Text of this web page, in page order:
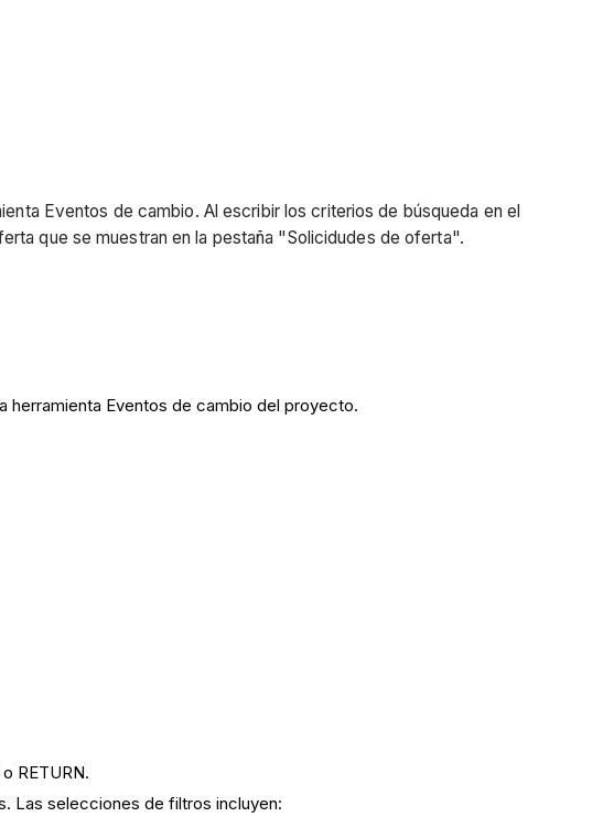
Eventos de cambio. Al escribir los criterios de búsqueda en el
que se muestran en la pestaña "Solicidudes de oferta".
herramienta Eventos de cambio del proyecto.
RETURN.
Las selecciones de filtros incluyen: